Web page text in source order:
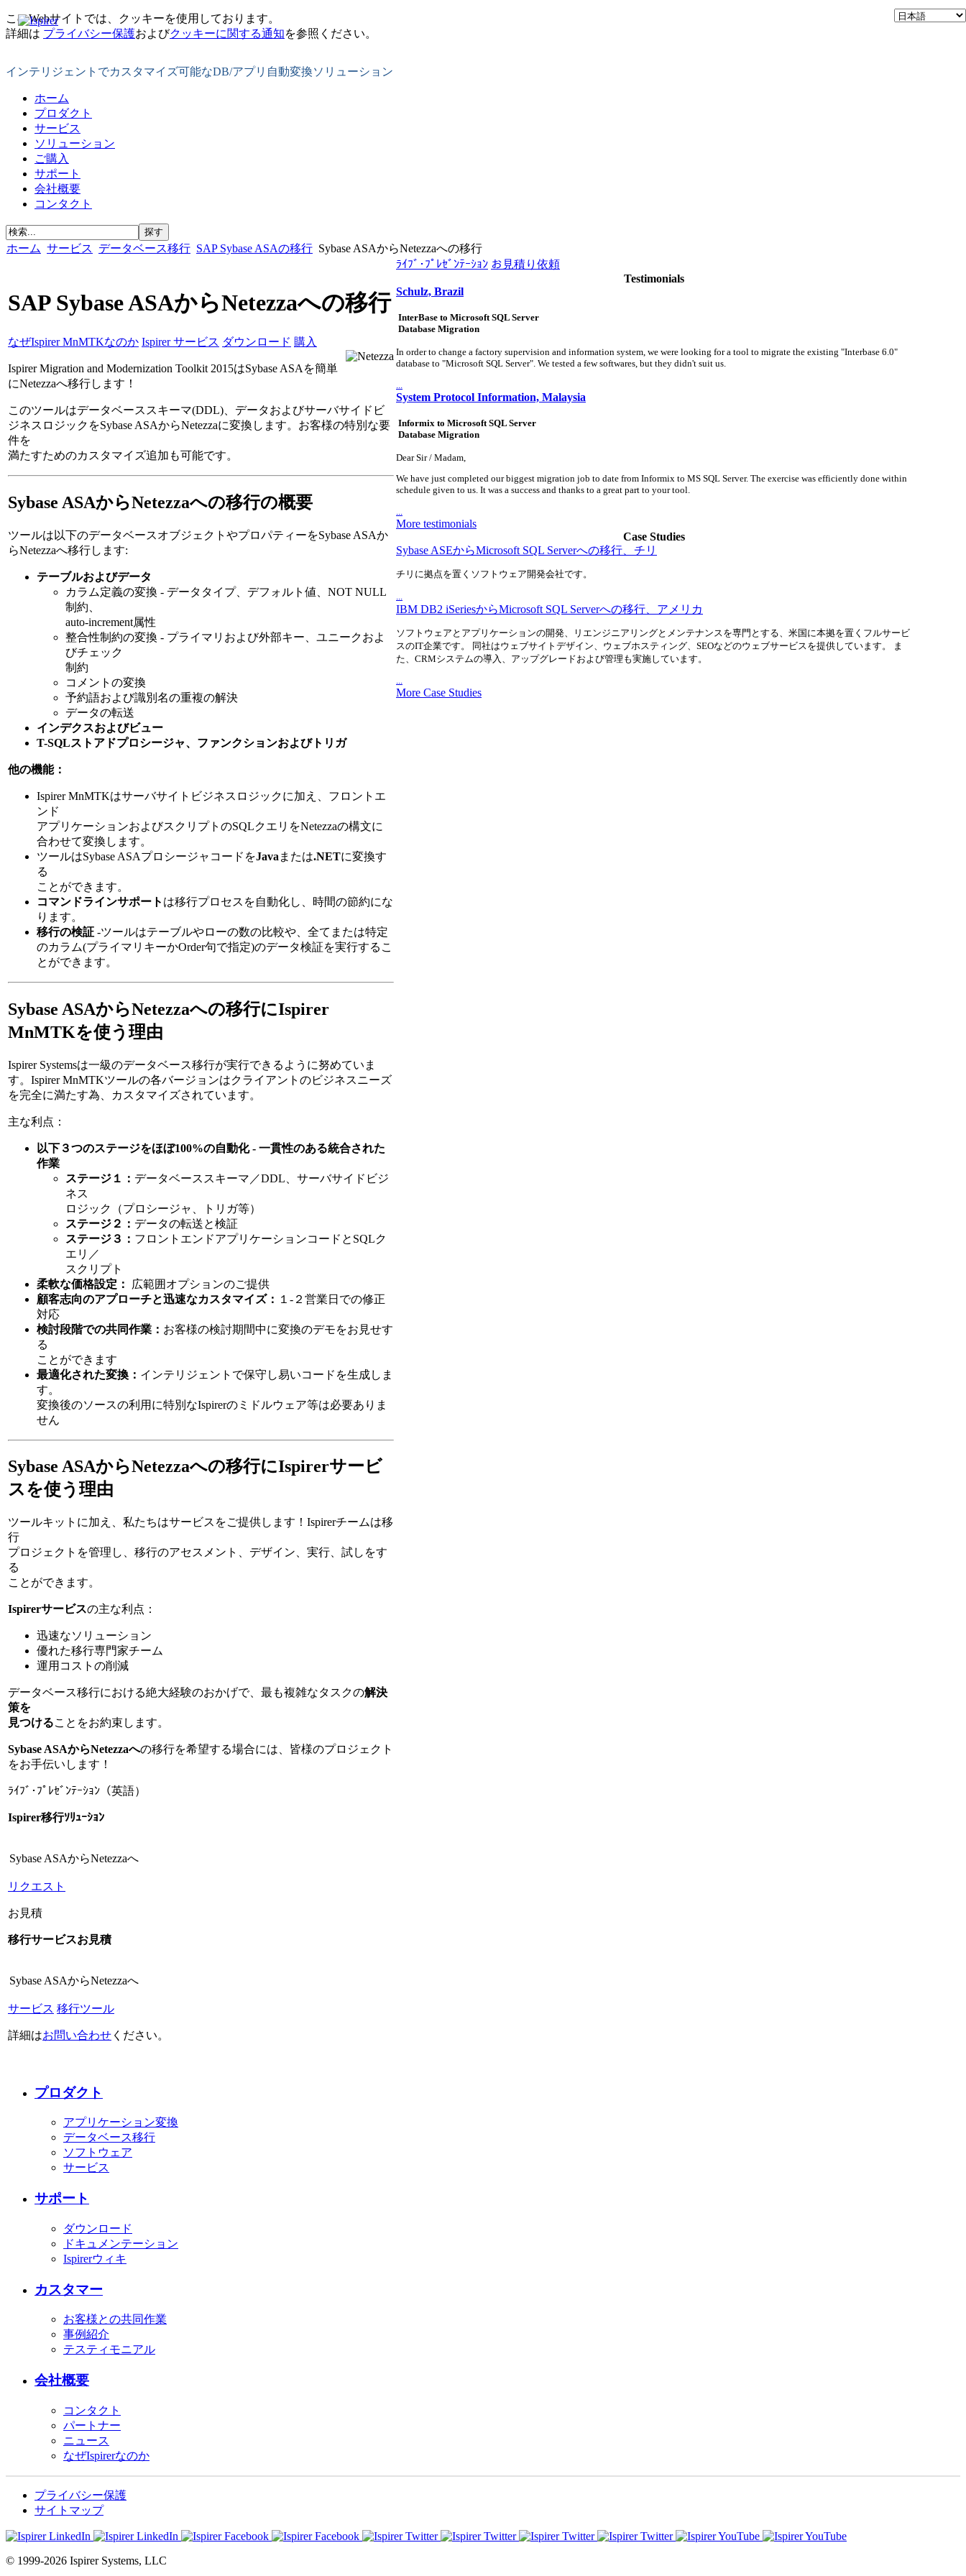
このWebサイトでは、クッキーを使用しております。
詳細は プライバシー保護およびクッキーに関する通知を参照ください。
インテリジェントでカスタマイズ可能なDB/アプリ自動変換ソリューション
ホーム
プロダクト
サービス
ソリューション
ご購入
サポート
会社概要
コンタクト
ホーム サービス データベース移行 SAP Sybase ASAの移行 Sybase ASAからNetezzaへの移行
SAP Sybase ASAからNetezzaへの移行
なぜIspirer MnMTKなのか Ispirer サービス ダウンロード 購入
Ispirer Migration and Modernization Toolkit 2015はSybase ASAを簡単
にNetezzaへ移行します！
このツールはデータベーススキーマ(DDL)、データおよびサーバサイドビ
ジネスロジックをSybase ASAからNetezzaに変換します。お客様の特別な要
件を
満たすためのカスタマイズ追加も可能です。
Sybase ASAからNetezzaへの移行の概要
ツールは以下のデータベースオブジェクトやプロパティーをSybase ASAか
らNetezzaへ移行します:
テーブルおよびデータ
カラム定義の変換 - データタイプ、デフォルト値、NOT NULL
制約、
auto-increment属性
整合性制約の変換 - プライマリおよび外部キー、ユニークおよ
びチェック
制約
コメントの変換
予約語および識別名の重複の解決
データの転送
インデクスおよびビュー
T-SQLストアドプロシージャ、ファンクションおよびトリガ
他の機能：
Ispirer MnMTKはサーバサイトビジネスロジックに加え、フロントエ
ンド
アプリケーションおよびスクリプトのSQLクエリをNetezzaの構文に
合わせて変換します。
ツールはSybase ASAプロシージャコードをJava または.NETに変換す
る
ことができます。
コマンドラインサポート は移行プロセスを自動化し、時間の節約にな
ります。
移行の検証 -ツールはテーブルやローの数の比較や、全てまたは特定
のカラム(プライマリキーかOrder句で指定)のデータ検証を実行するこ
とができます。
Sybase ASAからNetezzaへの移行にIspirer
MnMTKを使う理由
Ispirer Systemsは一級のデータベース移行が実行できるように努めていま
す。Ispirer MnMTKツールの各バージョンはクライアントのビジネスニーズ
を完全に満たす為、カスタマイズされています。
主な利点：
以下３つのステージをほぼ100%の自動化 - 一貫性のある統合された
作業
ステージ１： データベーススキーマ／DDL、サーバサイドビジ
ネス
ロジック（プロシージャ、トリガ等）
ステージ２： データの転送と検証
ステージ３： フロントエンドアプリケーションコードとSQLク
エリ／
スクリプト
柔軟な価格設定：
広範囲オプションのご提供
顧客志向のアプローチと迅速なカスタマイズ： １-２営業日での修正
対応
検討段階での共同作業： お客様の検討期間中に変換のデモをお見せす
る
ことができます
最適化された変換： インテリジェントで保守し易いコードを生成しま
す。
変換後のソースの利用に特別なIspirerのミドルウェア等は必要ありま
せん
Sybase ASAからNetezzaへの移行にIspirerサービ
スを使う理由
ツールキットに加え、私たちはサービスをご提供します！Ispirerチームは移
行
プロジェクトを管理し、移行のアセスメント、デザイン、実行、試しをす
る
ことができます。
Ispirerサービスの主な利点：
迅速なソリューション
優れた移行専門家チーム
運用コストの削減
データベース移行における絶大経験のおかげで、最も複雑なタスクの解決
策を
見つけることをお約束します。
Sybase ASAからNetezzaへの移行を希望する場合には、皆様のプロジェクト
をお手伝いします！
ﾗｲﾌﾞ･ﾌﾟﾚｾﾞﾝﾃｰｼｮﾝ（英語）
Ispirer移行ｿﾘｭｰｼｮﾝ
Sybase ASAからNetezzaへ
リクエスト
お見積
移行サービスお見積
Sybase ASAからNetezzaへ
サービス 移行ツール
詳細はお問い合わせ ください。
ﾗｲﾌﾞ･ﾌﾟﾚｾﾞﾝﾃｰｼｮﾝ お見積り依頼
Testimonials
Schulz, Brazil
InterBase to Microsoft SQL Server
Database Migration
In order to change a factory supervision and information system, we were looking for a tool to migrate the existing "Interbase 6.0"
database to "Microsoft SQL Server". We tested a few softwares, but they didn't suit us.
System Protocol Information, Malaysia
Informix to Microsoft SQL Server
Database Migration
Dear Sir / Madam,
We have just completed our biggest migration job to date from Informix to MS SQL Server. The exercise was efficiently done within
schedule given to us. It was a success and thanks to a great part to your tool.
More testimonials
Case Studies
Sybase ASEからMicrosoft SQL Serverへの移行、チリ
チリに拠点を置くソフトウェア開発会社です。
IBM DB2 iSeriesからMicrosoft SQL Serverへの移行、アメリカ
ソフトウェアとアプリケーションの開発、リエンジニアリングとメンテナンスを専門とする、米国に本拠を置くフルサービ
スのIT企業です。 同社はウェブサイトデザイン、ウェブホスティング、SEOなどのウェブサービスを提供しています。 ま
た、CRMシステムの導入、アップグレードおよび管理も実施しています。
...
More Case Studies
プロダクト
アプリケーション変換
データベース移行
ソフトウェア
サービス
サポート
ダウンロード
ドキュメンテーション
Ispirerウィキ
カスタマー
お客様との共同作業
事例紹介
テスティモニアル
会社概要
コンタクト
パートナー
ニュース
なぜIspirerなのか
プライバシー保護
サイトマップ
© 1999-2026 Ispirer Systems, LLC